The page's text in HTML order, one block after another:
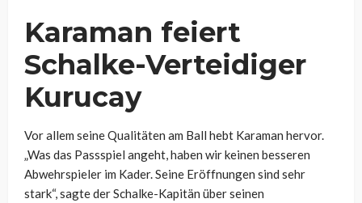
Karaman feiert
Schalke-Verteidiger
Kurucay
Vor allem seine Qualitäten am Ball hebt Karaman hervor.
„Was das Passspiel angeht, haben wir keinen besseren
Abwehrspieler im Kader. Seine Eröffnungen sind sehr
stark“, sagte der Schalke-Kapitän über seinen